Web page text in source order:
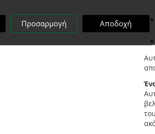
Προσαρμογή Αποδοχή